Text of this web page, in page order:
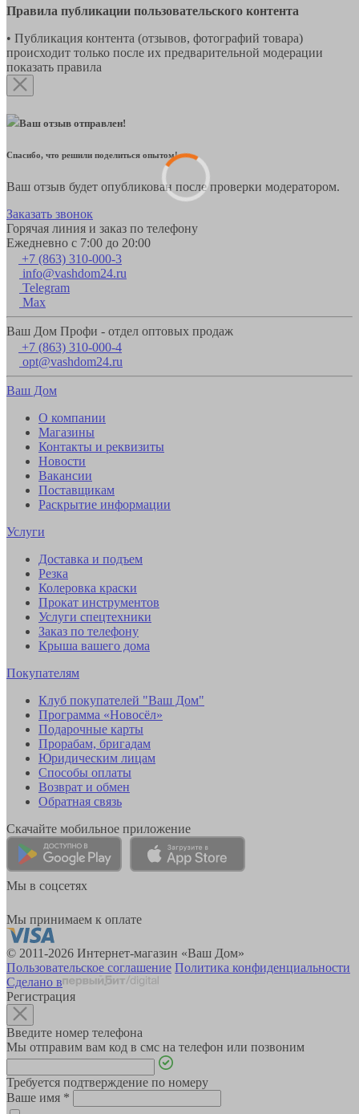
Правила публикации пользовательского контента
• Публикация контента (отзывов, фотографий товара)
происходит только после их предварительной модерации
показать правила
Ваш отзыв отправлен!
Спасибо, что решили поделиться опытом!
Ваш отзыв будет опубликован после проверки модератором.
Заказать звонок
Горячая линия и заказ по телефону
Ежедневно с 7:00 до 20:00
+7 (863) 310-000-3
info@vashdom24.ru
Telegram
Max
Ваш Дом Профи - отдел оптовых продаж
+7 (863) 310-000-4
opt@vashdom24.ru
Ваш Дом
О компании
Магазины
Контакты и реквизиты
Новости
Вакансии
Поставщикам
Раскрытие информации
Услуги
Доставка и подъем
Резка
Колеровка краски
Прокат инструментов
Услуги спецтехники
Заказ по телефону
Крыша вашего дома
Покупателям
Клуб покупателей "Ваш Дом"
Программа «Новосёл»
Подарочные карты
Прорабам, бригадам
Юридическим лицам
Способы оплаты
Возврат и обмен
Обратная связь
Скачайте мобильное приложение
Мы в соцсетях
Мы принимаем к оплате
© 2011-2026 Интернет-магазин «Ваш Дом»
Пользовательское соглашение Политика конфиденциальности
Сделано в
Регистрация
Введите номер телефона
Мы отправим вам код в смс на телефон или позвоним
Требуется подтверждение по номеру
Ваше имя *